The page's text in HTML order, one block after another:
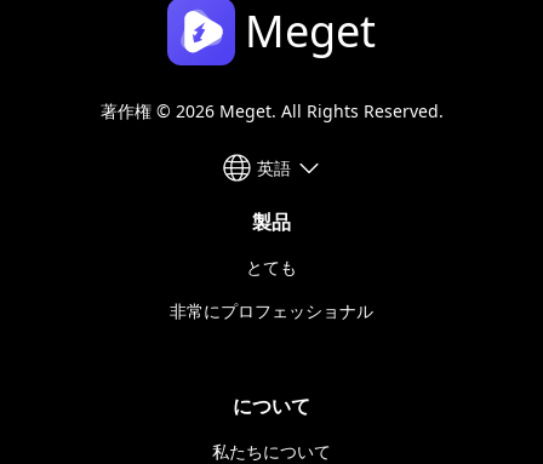
Meget
著作権 © 2026 Meget. All Rights Reserved.
英語
製品
とても
非常にプロフェッショナル
について
私たちについて